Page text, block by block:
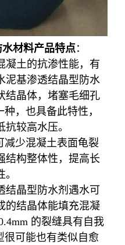
材料产品特点：
凝土的抗渗性能，有
泥基渗透结晶型防水
结晶体，堵塞毛细孔
，也具备此特性，
较高水压。
少混凝土表面龟裂
结构整体性，提高长
结晶型防水剂遇水可
的结晶体能填充混凝
的裂缝具有自我
可能也有类似自愈